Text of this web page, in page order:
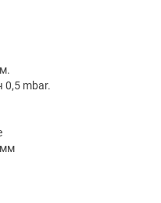
0,5 mbar.